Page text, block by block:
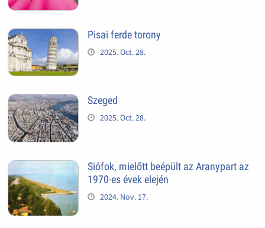
Pisai ferde torony
2025. Oct. 28.
Szeged
2025. Oct. 28.
Siófok, mielőtt beépült az Aranypart az
1970-es évek elején
2024. Nov. 17.